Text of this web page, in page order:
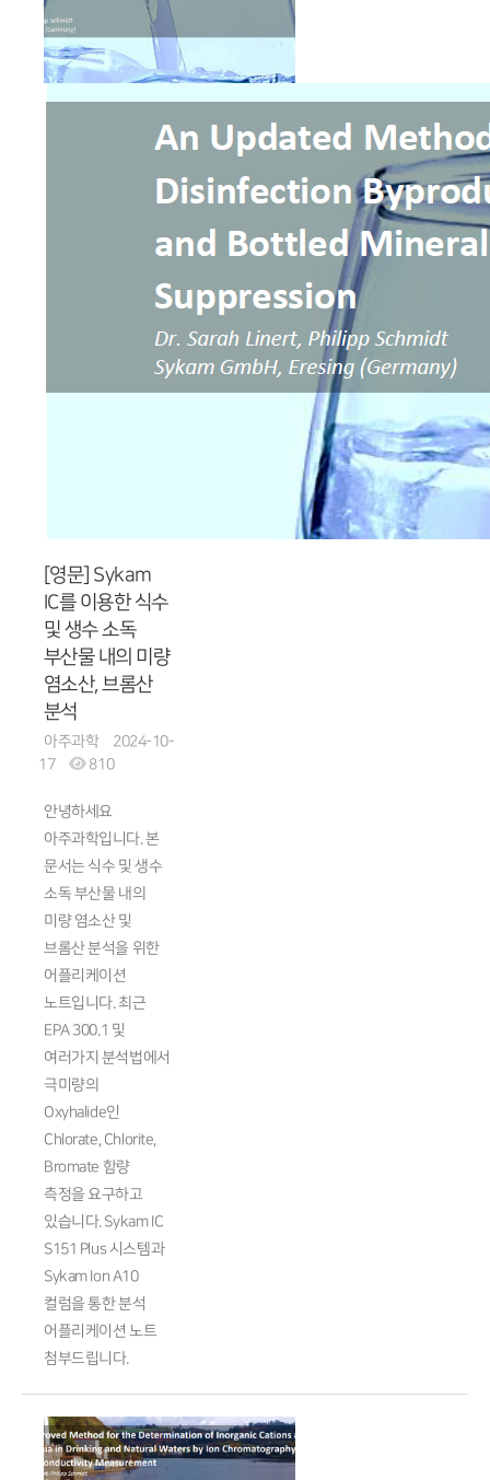
[영문] Sykam
IC를 이용한 식수
및 생수 소독
부산물 내의 미량
염소산, 브롬산
분석
아주과학
2024-10-
17
810
안녕하세요
아주과학입니다. 본
문서는 식수 및 생수
소독 부산물 내의
미량 염소산 및
브롬산 분석을 위한
어플리케이션
노트입니다. 최근
EPA 300.1 및
여러가지 분석법에서
극미량의
Oxyhalide인
Chlorate, Chlorite,
Bromate 함량
측정을 요구하고
있습니다. Sykam IC
S151 Plus 시스템과
Sykam Ion A10
컬럼을 통한 분석
어플리케이션 노트
첨부드립니다.